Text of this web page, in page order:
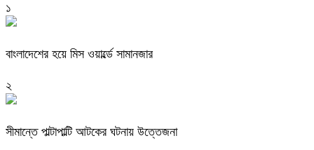
১
বাংলাদেশের হয়ে মিস ওয়ার্ল্ডে সামানজার
২
সীমান্তে পাল্টাপাল্টি আটকের ঘটনায় উত্তেজনা